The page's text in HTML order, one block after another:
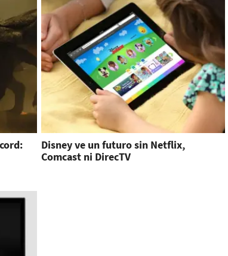
Disney ve un futuro sin Netflix,
Comcast ni DirecTV